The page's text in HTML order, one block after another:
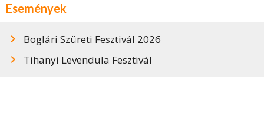
Események
Boglári Szüreti Fesztivál 2026
Tihanyi Levendula Fesztivál